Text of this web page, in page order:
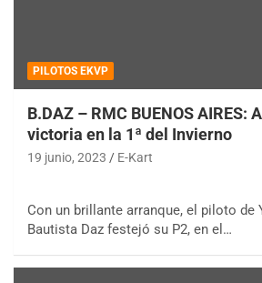
PILOTOS EKVP
B.DAZ – RMC BUENOS AIRES:
victoria en la 1ª del Invierno
19 junio, 2023 E-Kart
Con un brillante arranque, el piloto de
Bautista Daz festejó su P2, en el…